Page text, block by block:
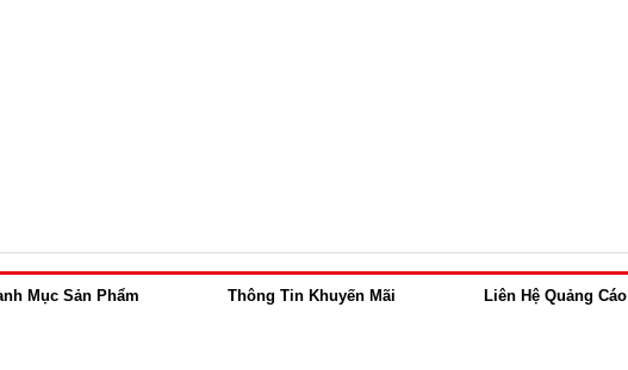
Mục Sản Phẩm Thông Tin Khuyến Mãi Liên Hệ Quảng Cáo